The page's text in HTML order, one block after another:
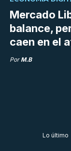
Mercado
balance,
caen en el
Por M.B
Lo último